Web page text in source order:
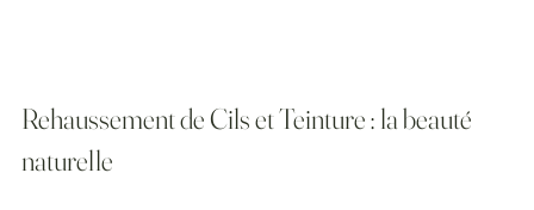
Rehaussement de Cils et Teinture : la beauté
naturelle